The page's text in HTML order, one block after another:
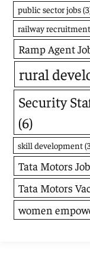
public sector jobs
railway
Ramp Agent
rural
Security
(6)
skill development
Tata Motors
Tata Motors
women